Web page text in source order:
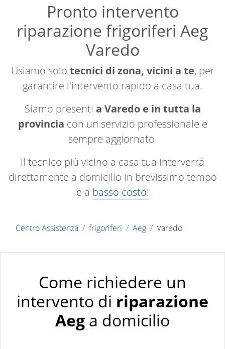
Pronto intervento
riparazione frigoriferi Aeg
Varedo
Usiamo solo tecnici di zona, vicini a te, per
garantire l'intervento rapido a casa tua.
Siamo presenti a Varedo e in tutta la
provincia con un servizio professionale e
sempre aggiornato.
Il tecnico più vicino a casa tua interverrà
direttamente a domicilio in brevissimo tempo
e a basso costo!
Centro Assistenza frigoriferi Aeg Varedo
Come richiedere un
intervento di riparazione
Aeg a domicilio